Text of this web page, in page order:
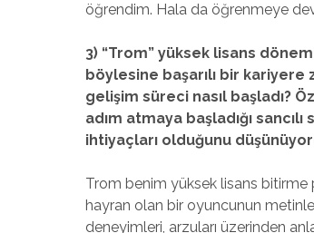
öğrendim. Hala da öğrenmeye
3) “Trom” yüksek lisans
böylesine başarılı bir kariyere
gelişim süreci nasıl başladı?
adım atmaya başladığı sancılı
ihtiyaçları olduğunu
Trom benim yüksek lisans bitirme
hayran olan bir oyuncunun
deneyimleri, arzuları üzerinden